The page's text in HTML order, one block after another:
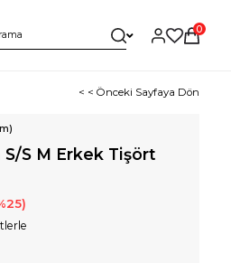
0
< < Önceki Sayfaya Dön
S M Erkek Tişört
25